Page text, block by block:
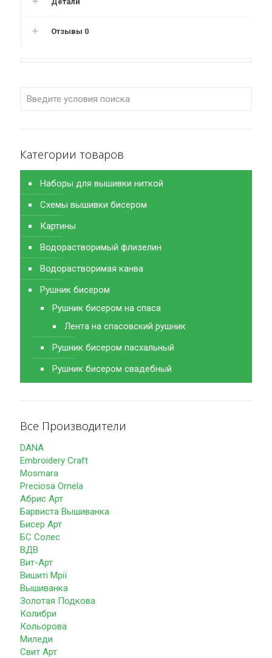
Отзывы 0
Категории товаров
Наборы для вышивки ниткой
Схемы вышивки бисером
Картины
Водорастворимый флизелин
Водорастворимая канва
Рушник бисером
Рушник бисером на спаса
Лента на спасовский рушник
Рушник бисером пасхальный
Рушник бисером свадебный
Все Производители
DANA
Embroidery Craft
Mosmara
Preciosa Ornela
Абрис Арт
Барвиста Вышиванка
Бисер Арт
БС Солес
ВДВ
Вит-Арт
Вишиті Мрії
Вышиванка
Золотая Подкова
Колибри
Кольорова
Миледи
Свит Арт